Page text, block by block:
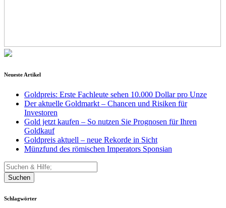
Neueste Artikel
Goldpreis: Erste Fachleute sehen 10.000 Dollar pro Unze
Der aktuelle Goldmarkt – Chancen und Risiken für
Investoren
Gold jetzt kaufen – So nutzen Sie Prognosen für Ihren
Goldkauf
Goldpreis aktuell – neue Rekorde in Sicht
Münzfund des römischen Imperators Sponsian
Suchen
Schlagwörter